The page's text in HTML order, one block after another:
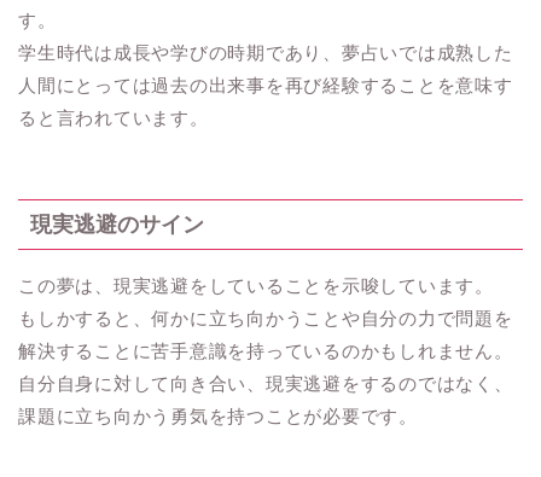
す。
学生時代は成長や学びの時期であり、夢占いでは成熟した
人間にとっては過去の出来事を再び経験することを意味す
ると言われています。
現実逃避のサイン
この夢は、現実逃避をしていることを示唆しています。
もしかすると、何かに立ち向かうことや自分の力で問題を
解決することに苦手意識を持っているのかもしれません。
自分自身に対して向き合い、現実逃避をするのではなく、
課題に立ち向かう勇気を持つことが必要です。